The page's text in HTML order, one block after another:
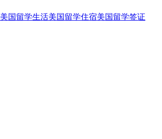
美国留学生活美国留学住宿美国留学签证